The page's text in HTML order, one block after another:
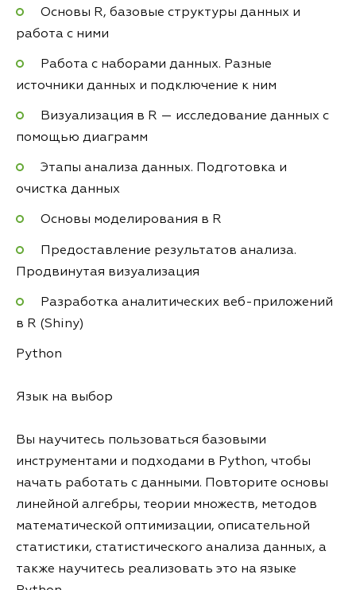
Основы R, базовые структуры данных и
работа с ними
Работа с наборами данных. Разные
источники данных и подключение к ним
Визуализация в R — исследование данных с
помощью диаграмм
Этапы анализа данных. Подготовка и
очистка данных
Основы моделирования в R
Предоставление результатов анализа.
Продвинутая визуализация
Разработка аналитических веб-приложений
в R (Shiny)
Python
Язык на выбор
Вы научитесь пользоваться базовыми
инструментами и подходами в Python, чтобы
начать работать с данными. Повторите основы
линейной алгебры, теории множеств, методов
математической оптимизации, описательной
статистики, статистического анализа данных, а
также научитесь реализовать это на языке